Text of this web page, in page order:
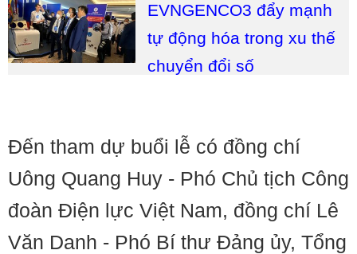
EVNGENCO3 đẩy mạnh
tự động hóa trong xu thế
chuyển đổi số
Đến tham dự buổi lễ có đồng chí
Uông Quang Huy - Phó Chủ tịch Công
đoàn Điện lực Việt Nam, đồng chí Lê
Văn Danh - Phó Bí thư Đảng ủy, Tổng